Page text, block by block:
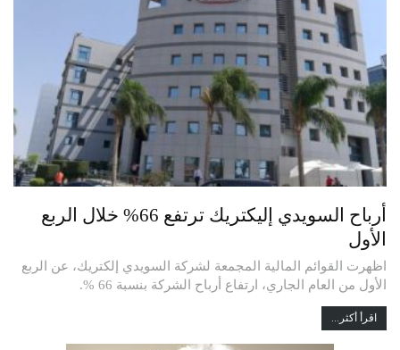
أرباح السويدي إليكتريك ترتفع 66% خلال الربع
الأول
اظهرت القوائم المالية المجمعة لشركة السويدي إلكتريك، عن الربع
الأول من العام الجاري، ارتفاع أرباح الشركة بنسبة 66 %.
اقرأ أكثر...